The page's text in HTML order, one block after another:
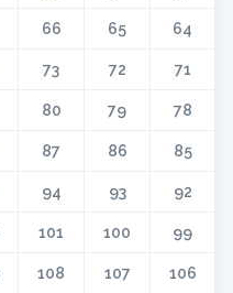
64
65
66
71
72
73
78
79
80
85
86
87
92
93
94
99
100
101
106
107
108